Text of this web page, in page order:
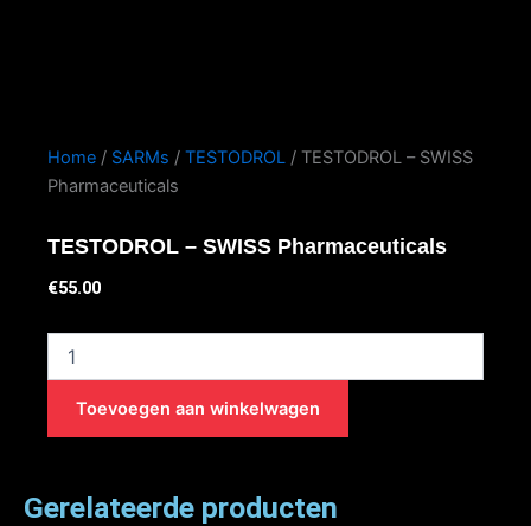
Home / SARMs / TESTODROL / TESTODROL – SWISS
Pharmaceuticals
TESTODROL – SWISS Pharmaceuticals
€55.00
Pharmaceuticals
aantal
Toevoegen aan winkelwagen
Gerelateerde producten